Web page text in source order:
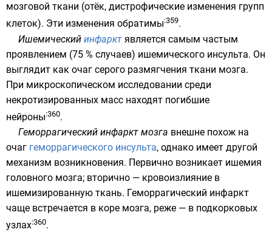
мозговой ткани (отёк, дистрофические изменения групп
клеток). Эти изменения обратимы:359.
Ишемический инфаркт является самым частым
проявлением (75 % случаев) ишемического инсульта. Он
выглядит как очаг серого размягчения ткани мозга.
При микроскопическом исследовании среди
некротизированных масс находят погибшие
нейроны:360.
Геморрагический инфаркт мозга внешне похож на
очаг геморрагического инсульта, однако имеет другой
механизм возникновения. Первично возникает ишемия
головного мозга; вторично — кровоизлияние в
ишемизированную ткань. Геморрагический инфаркт
чаще встречается в коре мозга, реже — в подкорковых
узлах:360.